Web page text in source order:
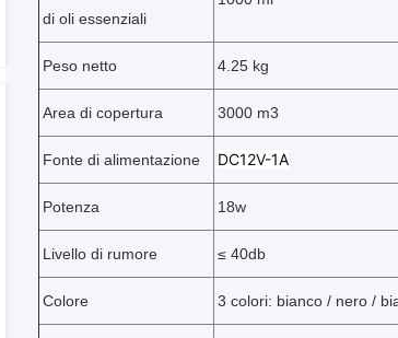
di oli essenziali
Peso netto 4.25 kg
Area di copertura 3000 m3
Fonte di alimentazione DC12V-1A
Potenza 18w
Livello di rumore ≤ 40db
Colore 3 colori: bianco / nero /